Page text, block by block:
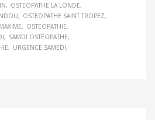
OSTEOPATHE LA LONDE
OSTEOPATHE SAINT TROPEZ
OSTEOPATHIE
SAMDI OSTÉOPATHE
URGENCE SAMEDI